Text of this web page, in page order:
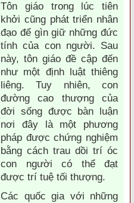
Tôn giáo trong lúc tiên
khởi cũng phát triển nhân
đạo để gìn giữ những đức
tính của con người. Sau
này, tôn giáo đề cập đến
như một định luật thiêng
liêng. Tuy nhiên, con
đường cao thượng của
đời sống được bàn luận
nơi đây là một phương
pháp được chứng nghiệm
bằng cách trau dồi trí óc
con người có thể đạt
được trí tuệ tối thượng.
Các quốc gia với những